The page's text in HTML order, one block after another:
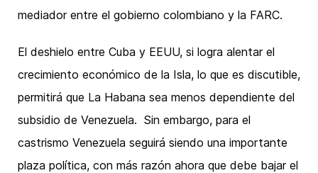
mediador entre el gobierno colombiano y la FARC.
El deshielo entre Cuba y EEUU, si logra alentar el
crecimiento económico de la Isla, lo que es discutible,
permitirá que La Habana sea menos dependiente del
subsidio de Venezuela. Sin embargo, para el
castrismo Venezuela seguirá siendo una importante
plaza política, con más razón ahora que debe bajar el